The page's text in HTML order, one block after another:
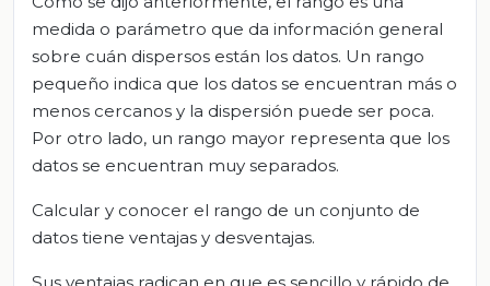
medida o parámetro que da información general
sobre cuán dispersos están los datos. Un rango
pequeño indica que los datos se encuentran más o
menos cercanos y la dispersión puede ser poca.
Por otro lado, un rango mayor representa que los
datos se encuentran muy separados.
Calcular y conocer el rango de un conjunto de
datos tiene ventajas y desventajas.